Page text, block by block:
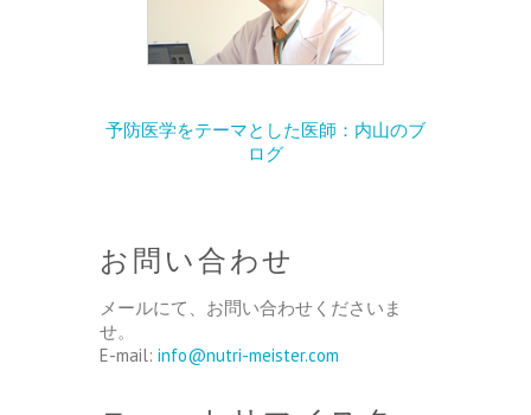
予防医学をテーマとした医師：内山のブ
ログ
お問い合わせ
メールにて、お問い合わせくださいま
せ。
E-mail: info@nutri-meister.com